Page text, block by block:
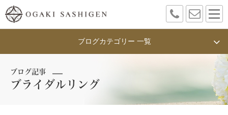
ブログカテゴリー 一覧
ブログ記事
ブライダルリング